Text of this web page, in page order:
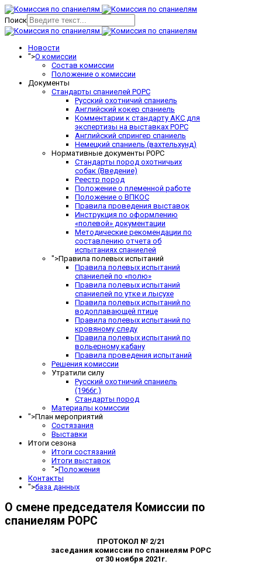
Поиск
Новости
">О комиссии
Состав комиссии
Положение о комиссии
Документы
Стандарты спаниелей РОРС
Русский охотничий спаниель
Английский кокер спаниель
Комментарии к стандарту АКС для
экспертизы на выставках РОРС
Английский спрингер спаниель
Немецкий спаниель (вахтельхунд)
Нормативные документы РОРС
Стандарты пород охотничьих
собак (Введение)
Реестр пород
Положение о племенной работе
Положение о ВПКОС
Правила проведения выставок
Инструкция по оформлению
«полевой» документации
Методические рекомендации по
составлению отчета об
испытаниях спаниелей
">Правила полевых испытаний
Правила полевых испытаний
спаниелей по «полю»
Правила полевых испытаний
спаниелей по утке и лысухе
Правила полевых испытаний по
водоплавающей птице
Правила полевых испытаний по
кровяному следу
Правила полевых испытаний по
вольерному кабану
Правила проведения испытаний
Решения комиссии
Утратили силу
Русский охотничий спаниель
(1966г.)
Стандарты пород
Материалы комиссии
">План мероприятий
Состязания
Выставки
Итоги сезона
Итоги состязаний
Итоги выставок
">Положения
Контакты
">база данных
О смене председателя Комиссии по
спаниелям РОРС
ПРОТОКОЛ № 2/21
заседания комиссии по спаниелям РОРС
от 30 ноября 2021г.